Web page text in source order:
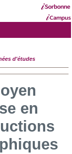
d'études
en